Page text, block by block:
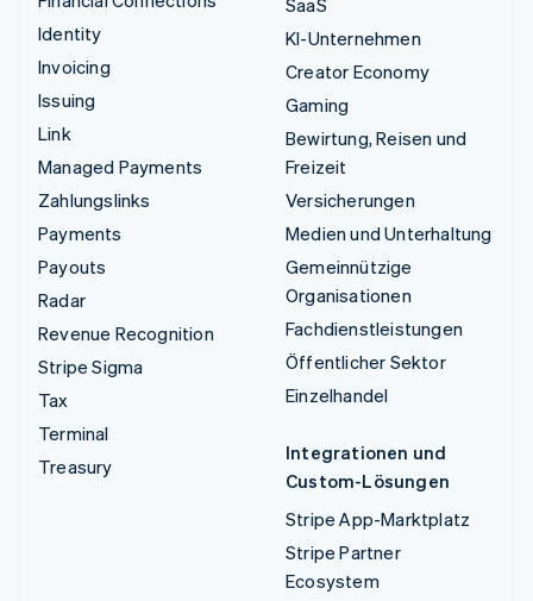
Identity
Invoicing
Issuing
Link
Managed Payments
Zahlungslinks
Payments
Payouts
Radar
Revenue Recognition
Stripe Sigma
Tax
Terminal
Treasury
SaaS
KI-Unternehmen
Creator Economy
Gaming
Bewirtung, Reisen und
Freizeit
Versicherungen
Medien und Unterhaltung
Gemeinnützige
Organisationen
Fachdienstleistungen
Öffentlicher Sektor
Einzelhandel
Integrationen und
Custom-Lösungen
Stripe App-Marktplatz
Stripe Partner
Ecosystem